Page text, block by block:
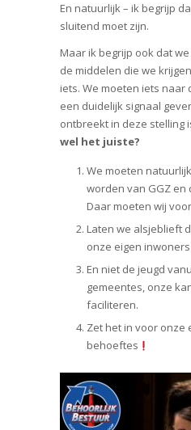
En natuurlijk – ik begrijp
sluitend moet zijn.
Maar ik begrijp ook dat
de middelen die we
iets. We moeten iets
een duidelijk signaal
ontbreekt in deze stelling
wel het juiste?
We moeten
worden van GGZ en
Daar moeten wij
Laten we alsjeblieft
onze eigen
En niet de jeugd
gemeentes, onze
faciliteren.
Zet het in voor onze
behoeftes